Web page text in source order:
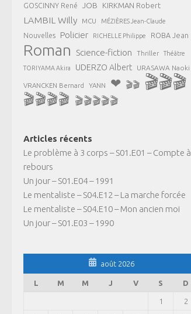
GOSCINNY René JOB KIRKMAN Robert
LAMBIL Willy MCU MÉZIÈRES Jean-Claude
Nouvelles Policier RICHELLE Philippe ROBA Jean
Roman Science-fiction Thriller Théâtre
TORIYAMA Akira UDERZO Albert URASAWA Naoki
VRANCKEN Bernard YANN ❤ 🎬🎬 🎬🎬🎬
🎬🎬🎬🎬 🎬🎬🎬🎬🎬
Articles récents
Le problème à 3 corps – S01.E01 – Compte à
rebours
Un jour – S01.E04 – 1991
Le mentaliste – S04.E12 – La marche forcée
Le mentaliste – S04.E10 – Mon ancien moi
Un jour – S01.E03 – 1990
août 2026
L M M J V S D
1 2